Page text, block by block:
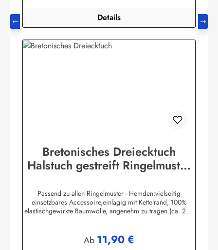
cm Kopfumfang Herstellerinformationen:AS
Bekleidungswerk GmbHHeglitzer Str. 1226409
Wittmundinfo@modas-bekleidung.de
Details
Bretonisches Dreiecktuch
Halstuch gestreift Ringelmuster
Passend zu allen Ringelmuster - Hemden:vielseitig
einsetzbares Accessoire,einlagig mit Kettelrand, 100%
elastischgewirkte Baumwolle, angenehm zu tragen.(ca. 225
Bekleidungswerk GmbHHeglitzer Str. 1226409
Wittmundinfo@modas-bekleidung.de
Regulärer Preis:
Ab 11,90 €